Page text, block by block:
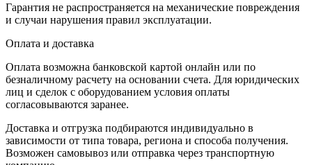
Гарантия не распространяется на механические повреждения
и случаи нарушения правил эксплуатации.
Оплата и доставка
Оплата возможна банковской картой онлайн или по
безналичному расчету на основании счета. Для юридических
лиц и сделок с оборудованием условия оплаты
согласовываются заранее.
Доставка и отгрузка подбираются индивидуально в
зависимости от типа товара, региона и способа получения.
Возможен самовывоз или отправка через транспортную